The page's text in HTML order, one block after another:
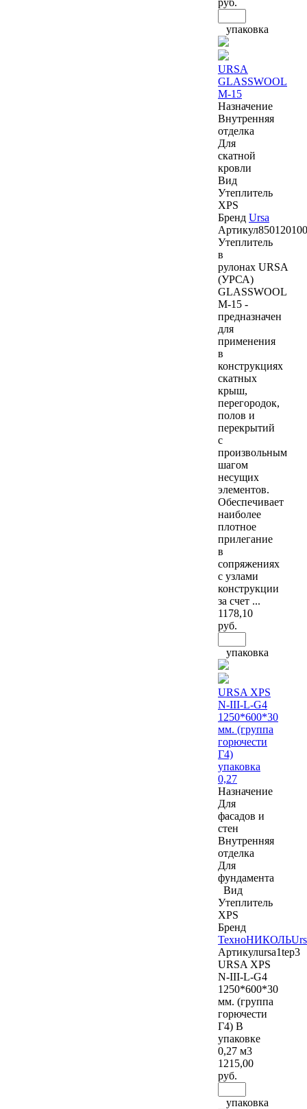
упаковка
URSA
GLASSWOOL
M-15
Назначение
Внутренняя
отделка
Для
скатной
кровли
Вид
Утеплитель
XPS
Бренд Ursa
Артикул850120100
Утеплитель
в
рулонах URSA
(УРСА)
GLASSWOOL
M-15 -
предназначен
для
применения
в
конструкциях
скатных
крыш,
перегородок,
полов и
перекрытий
с
произвольным
шагом
несущих
элементов.
Обеспечивает
наиболее
плотное
прилегание
в
сопряжениях
с узлами
конструкции
за счет ...
1178,10
руб.
упаковка
URSA XPS
N-III-L-G4
1250*600*30
мм. (группа
горючести
Г4)
упаковка
0,27
Назначение
Для
фасадов и
стен
Внутренняя
отделка
Для
фундамента
Вид
Утеплитель
XPS
Бренд
ТехноНИКОЛЬ
Артикулursa1tep3
URSA XPS
N-III-L-G4
1250*600*30
мм. (группа
горючести
Г4) В
упаковке
0,27 м3
1215,00
руб.
упаковка